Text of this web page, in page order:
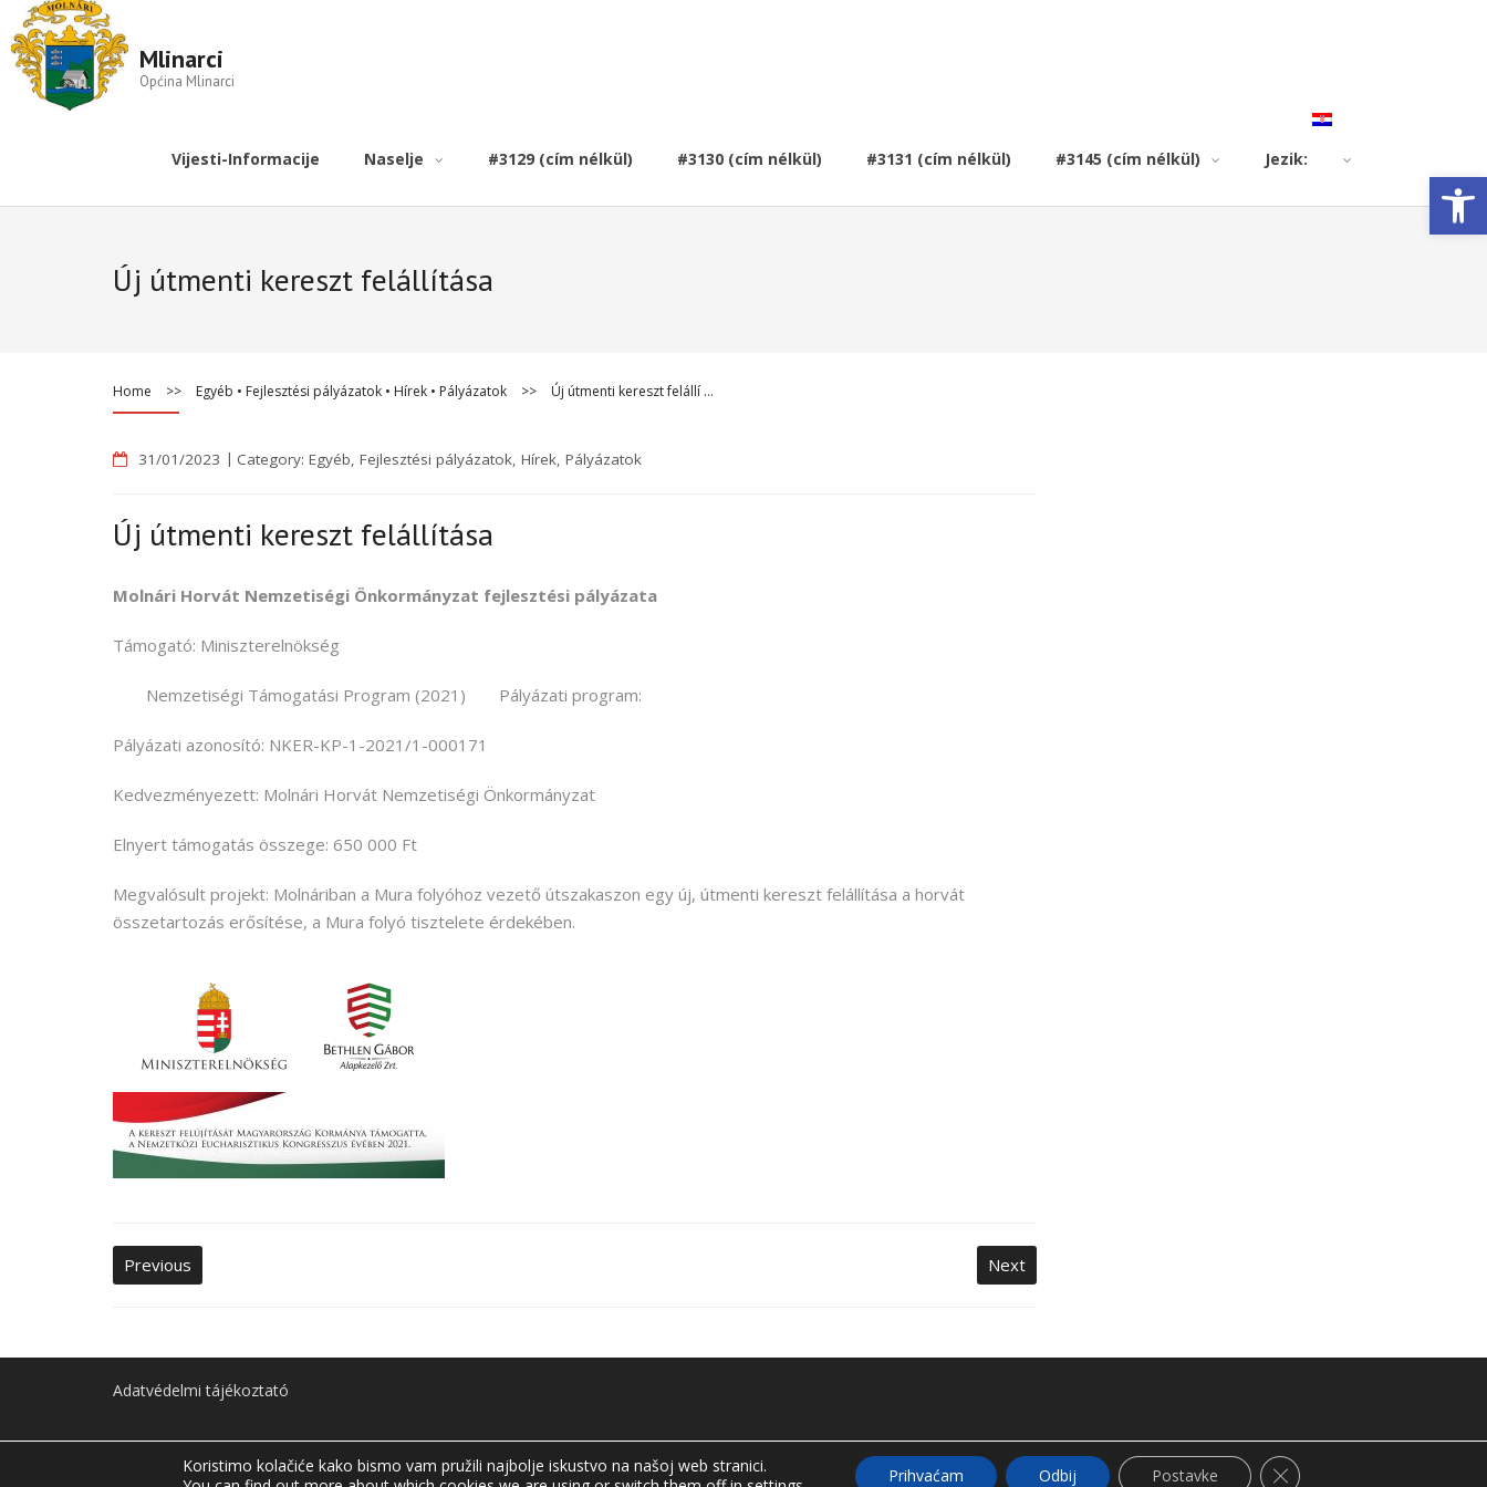
Open toolbar
Mlinarci
Općina Mlinarci
Vijesti-Informacije Naselje #3129 (cím nélkül) #3130 (cím nélkül) #3131 (cím nélkül) #3145 (cím nélkül) Jezik:
Új útmenti kereszt felállítása
Home >> Egyéb • Fejlesztési pályázatok • Hírek • Pályázatok >> Új útmenti kereszt felállí …
31/01/2023 Category: Egyéb, Fejlesztési pályázatok, Hírek, Pályázatok
Új útmenti kereszt felállítása
Molnári Horvát Nemzetiségi Önkormányzat fejlesztési pályázata
Támogató: Miniszterelnökség
Pályázati program:
Nemzetiségi Támogatási Program (2021)
Pályázati azonosító: NKER-KP-1-2021/1-000171
Kedvezményezett: Molnári Horvát Nemzetiségi Önkormányzat
Elnyert támogatás összege: 650 000 Ft
Megvalósult projekt: Molnáriban a Mura folyóhoz vezető útszakaszon egy új, útmenti kereszt felállítása a horvát
összetartozás erősítése, a Mura folyó tisztelete érdekében.
Previous Next
Adatvédelmi tájékoztató
Minden jog fenntartva © Molnári Község Önkormányzata
Koristimo kolačiće kako bismo vam pružili najbolje iskustvo na našoj web stranici.
Prihvaćam Odbij Postavke Close GDPR Cookie Banner